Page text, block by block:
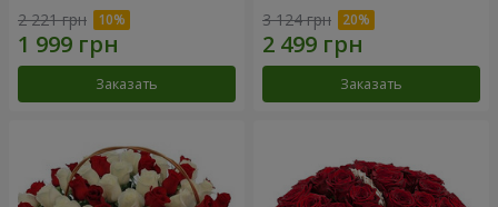
2 221 грн
Заказать
3 124 грн
Заказать